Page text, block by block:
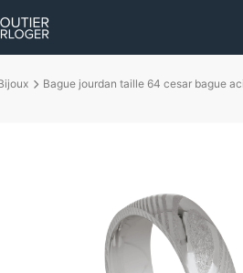
Bague jourdan taille 64 cesar bague